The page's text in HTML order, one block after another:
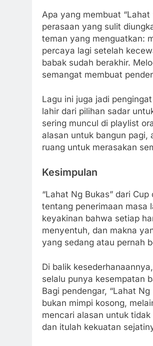
Apa yang membuat
perasaan yang sulit
teman yang menguatkan:
percaya lagi setelah
babak sudah berakhir.
semangat membuat
Lagu ini juga jadi
lahir dari pilihan sadar
sering muncul di playlist
alasan untuk bangun pagi,
ruang untuk merasakan
Kesimpulan
“Lahat Ng Bukas” dari
tentang penerimaan masa
keyakinan bahwa setiap
menyentuh, dan makna
yang sedang atau pernah
Di balik
selalu punya kesempatan
Bagi pendengar, “Lahat
bukan mimpi kosong,
mencari alasan untuk
dan itulah kekuatan